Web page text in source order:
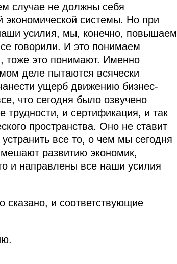
случае не должны себя
системы. Но при
усилия, мы, конечно, повышаем
говорили. И это понимаем
тоже это понимают. Именно
деле пытаются всячески
ущерб движению бизнес-
что сегодня было озвучено
и сертификация, и так
пространства. Оно не ставит
все то, о чем мы сегодня
развитию экономик,
и направлены все наши усилия
и соответствующие